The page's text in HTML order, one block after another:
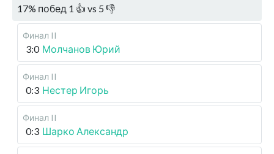
17% побед 1 👍 vs 5 👎
Финал II
3:0 Молчанов Юрий
Финал II
0:3 Нестер Игорь
Финал II
0:3 Шарко Александр